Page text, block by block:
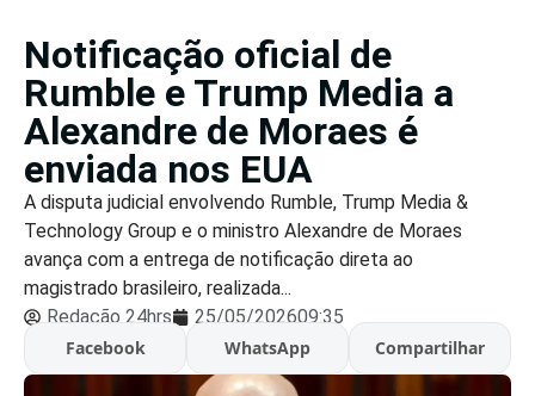
Notificação oficial de
Rumble e Trump Media a
Alexandre de Moraes é
enviada nos EUA
A disputa judicial envolvendo Rumble, Trump Media &
Technology Group e o ministro Alexandre de Moraes
avança com a entrega de notificação direta ao
magistrado brasileiro, realizada...
Redação 24hrs
25/05/202609:35
Facebook
WhatsApp Compartilhar